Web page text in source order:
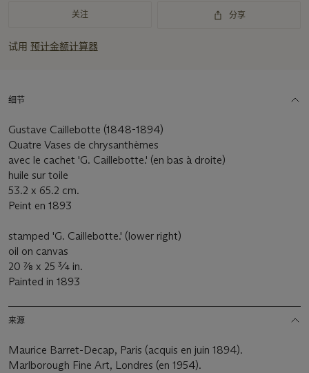
关注 分享
试用 预计金额计算器
细节
Gustave Caillebotte (1848-1894)
Quatre Vases de chrysanthèmes
avec le cachet 'G. Caillebotte.' (en bas à droite)
huile sur toile
53.2 x 65.2 cm.
Peint en 1893
stamped 'G. Caillebotte.' (lower right)
oil on canvas
20 7⁄8 x 25 ¾ in.
Painted in 1893
来源
Maurice Barret-Decap, Paris (acquis en juin 1894).
Marlborough Fine Art, Londres (en 1954).